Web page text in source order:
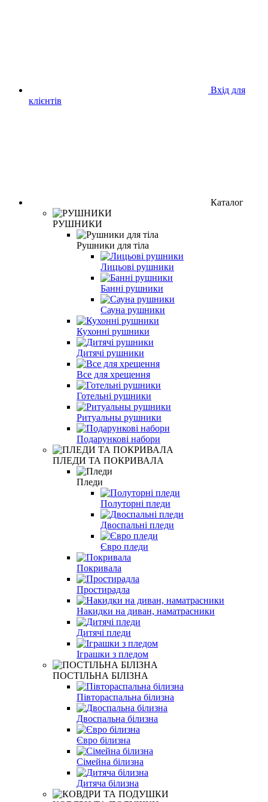
Вхід для
клієнтів
Каталог
РУШНИКИ
Рушники для тіла
Лицьові рушники
Банні рушники
Сауна рушники
Кухонні рушники
Дитячі рушники
Все для хрещення
Готельні рушники
Ритуальны рушники
Подарункові набори
ПЛЕДИ ТА ПОКРИВАЛА
Пледи
Полуторні пледи
Двоспальні пледи
Євро пледи
Покривала
Простирадла
Накидки на диван, наматрасники
Дитячі пледи
Іграшки з пледом
ПОСТІЛЬНА БІЛІЗНА
Півтораспальна білизна
Двоспальна білизна
Євро білизна
Сімейна білизна
Дитяча білизна